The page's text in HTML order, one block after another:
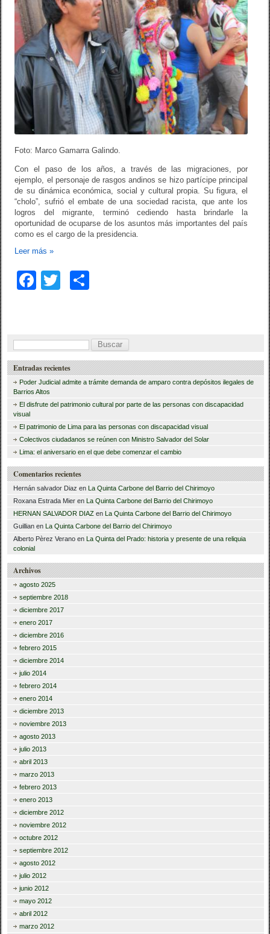
Foto: Marco Gamarra Galindo.
Con el paso de los años, a través de las migraciones, por
ejemplo, el personaje de rasgos andinos se hizo partícipe principal
de su dinámica económica, social y cultural propia. Su figura, el
“cholo”, sufrió el embate de una sociedad racista, que ante los
logros del migrante, terminó cediendo hasta brindarle la
oportunidad de ocuparse de los asuntos más importantes del país
como es el cargo de la presidencia.
Leer más»
F
e
b
o
o
er p
ar
tir
B
u
s
c
a
r
:
Entradas recientes
Poder Judicial admite a trámite demanda de amparo contra depósitos ilegales de
Barrios Altos
El disfrute del patrimonio cultural por parte de las personas con discapacidad
visual
El patrimonio de Lima para las personas con discapacidad visual
Colectivos ciudadanos se reúnen con Ministro Salvador del Solar
Lima: el aniversario en el que debe comenzar el cambio
Comentarios recientes
Hernán salvador Diaz en La Quinta Carbone del Barrio del Chirimoyo
Roxana Estrada Mier en La Quinta Carbone del Barrio del Chirimoyo
HERNAN SALVADOR DIAZ en La Quinta Carbone del Barrio del Chirimoyo
Guillian en La Quinta Carbone del Barrio del Chirimoyo
Alberto Pèrez Verano en La Quinta del Prado: historia y presente de una reliquia
colonial
Archivos
agosto 2025
septiembre 2018
diciembre 2017
enero 2017
diciembre 2016
febrero 2015
diciembre 2014
julio 2014
febrero 2014
enero 2014
diciembre 2013
noviembre 2013
agosto 2013
julio 2013
abril 2013
marzo 2013
febrero 2013
enero 2013
diciembre 2012
noviembre 2012
octubre 2012
septiembre 2012
agosto 2012
julio 2012
junio 2012
mayo 2012
abril 2012
marzo 2012